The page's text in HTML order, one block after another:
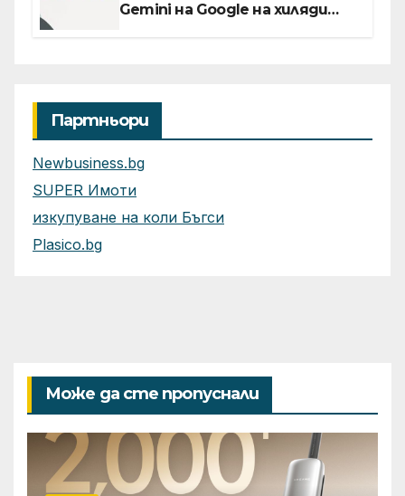
Gemini на Google на хиляди
Партньори
Newbusiness.bg
SUPER Имоти
изкупуване на коли Бъгси
Plasico.bg
Може да сте пропуснали